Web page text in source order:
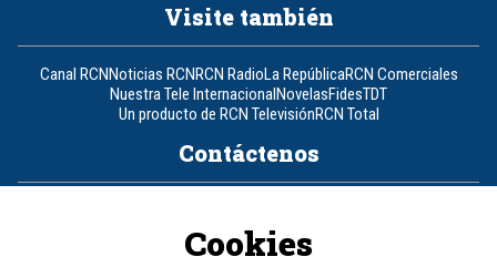
Visite también
Canal RCNNoticias RCNRCN RadioLa RepúblicaRCN Comerciales
Nuestra Tele InternacionalNovelasFidesTDT
Un producto de RCN TelevisiónRCN Total
Contáctenos
Cookies